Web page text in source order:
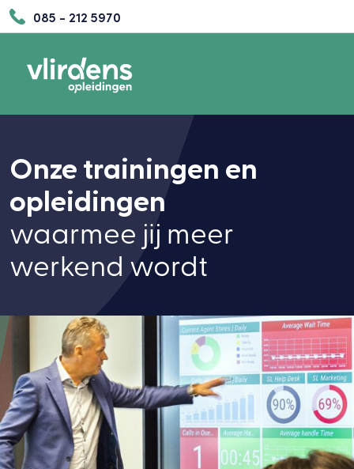
085 - 212 5970
Onze trainingen en
opleidingen
waarmee jij meer
werkend wordt